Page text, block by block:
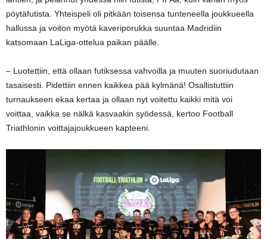
pöytäfutista. Yhteispeli oli pitkään toisensa tunteneella joukkueella
hallussa ja voiton myötä kaveriporukka suuntaa Madridiin
katsomaan LaLiga-ottelua paikan päälle.
– Luotettiin, että ollaan futiksessa vahvoilla ja muuten suoriudutaan
tasaisesti. Pidettiin ennen kaikkea pää kylmänä! Osallistuttiin
turnaukseen ekaa kertaa ja ollaan nyt voitettu kaikki mitä voi
voittaa, vaikka se nälkä kasvaakin syödessä, kertoo Football
Triathlonin voittajajoukkueen kapteeni.